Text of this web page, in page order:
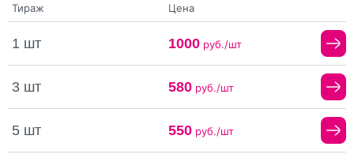
Тираж Цена
1 шт 1000руб./шт
3 шт 580руб./шт
5 шт 550руб./шт